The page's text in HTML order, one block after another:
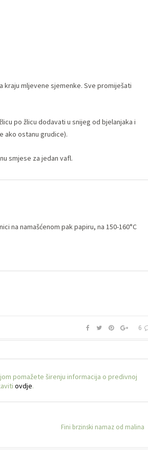
kraju mljevene sjemenke. Sve promiješati
po žlicu dodavati u snijeg od bjelanjaka i
ako ostanu grudice).
smjese za jedan vafl.
na namašćenom pak papiru, na 150-160°C
6
pomažete širenju informacija o predivnoj
ovdje.
Fini brzinski namaz od malina